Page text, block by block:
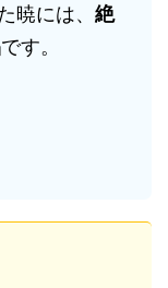
暁には、 絶
です。